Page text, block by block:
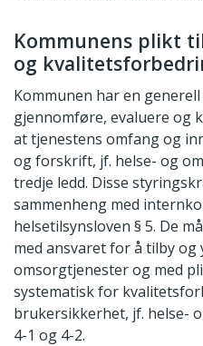
Kommunens plikt
og
Kommunen har en
gjennomføre, evaluere og
at tjenestens omfang og
og forskrift, jf. helse- og
tredje ledd. Disse
sammenheng med
helsetilsynsloven § 5. De
med ansvaret for å tilby
omsorgtjenester og med
systematisk for
brukersikkerhet, jf. helse-
4-1 og 4-2.